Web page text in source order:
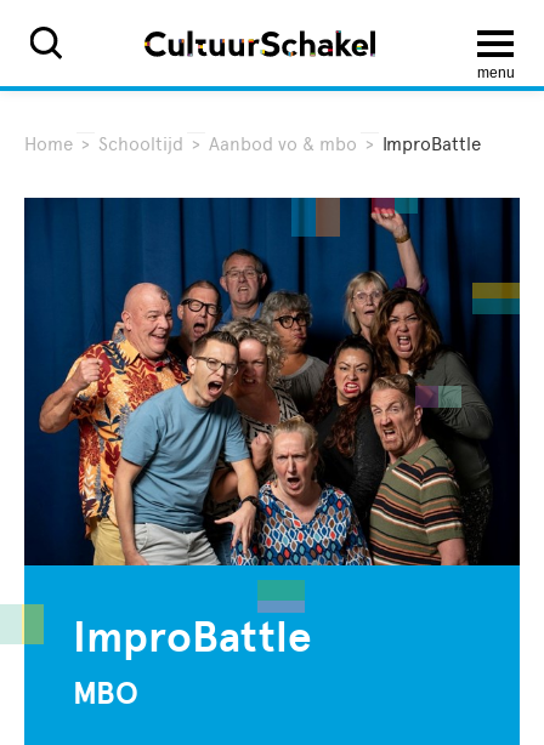
menu
Home > Schooltijd > Aanbod vo & mbo > ImproBattle
ImproBattle
MBO